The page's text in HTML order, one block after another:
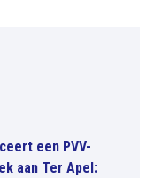
een PVV-
aan Ter Apel: